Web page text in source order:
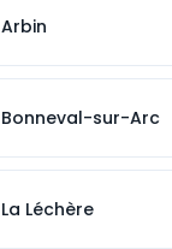
Arbin
Bonneval-sur-Arc
La Léchère